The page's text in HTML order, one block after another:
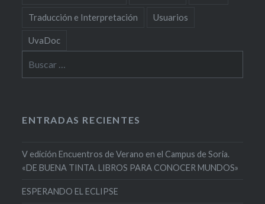
Traducción e Interpretación Usuarios
UvaDoc
ENTRADAS RECIENTES
V edición Encuentros de Verano en el Campus de Soria.
«DE BUENA TINTA. LIBROS PARA CONOCER MUNDOS»
ESPERANDO EL ECLIPSE